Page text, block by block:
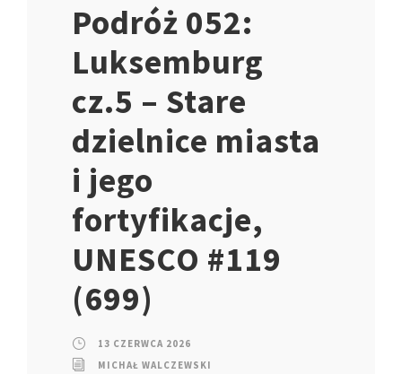
Podróż 052:
Luksemburg
cz.5 – Stare
dzielnice miasta
i jego
fortyfikacje,
UNESCO #119
(699)
13 CZERWCA 2026
MICHAŁ WALCZEWSKI